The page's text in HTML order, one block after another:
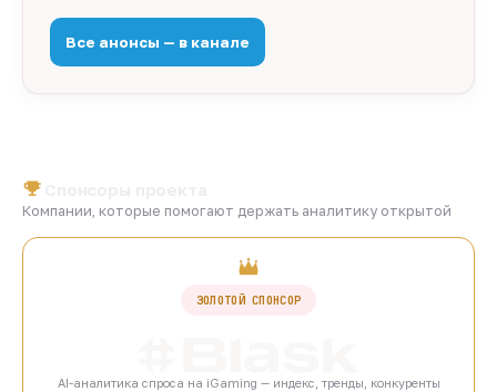
Все анонсы — в канале
Компании, которые помогают держать аналитику открытой
ЗОЛОТОЙ СПОНСОР
AI-аналитика спроса на iGaming — индекс, тренды, конкуренты